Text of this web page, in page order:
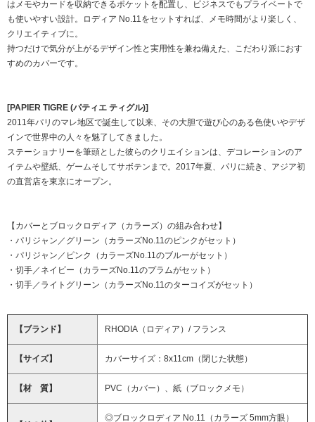
はメモやカードを収納できるポケットを配置し、ビジネスでもプライベートで
も使いやすい設計。ロディア No.11をセットすれば、メモ時間がより楽しく、
クリエイティブに。
持つだけで気分が上がるデザイン性と実用性を兼ね備えた、こだわり派におす
すめのカバーです。
[PAPIER TIGRE (パティエ ティグル)]
2011年パリのマレ地区で誕生して以来、その大胆で遊び心のある色使いやデザ
インで世界中の人々を魅了してきました。
ステーショナリーを筆頭とした彼らのクリエイションは、デコレーションのア
イテムや壁紙、ゲームそしてサボテンまで。2017年夏、パリに続き、アジア初
の直営店を東京にオープン。
【カバーとブロックロディア（カラーズ）の組み合わせ】
・パリジャン／グリーン（カラーズNo.11のピンクがセット）
・パリジャン／ピンク（カラーズNo.11のブルーがセット）
・切手／ネイビー（カラーズNo.11のプラムがセット）
・切手／ライトグリーン（カラーズNo.11のターコイズがセット）
【ブランド】 RHODIA（ロディア）/ フランス
【サイズ】 カバーサイズ：8x11cm（閉じた状態）
【材 質】 PVC（カバー）、紙（ブロックメモ）
◎ブロックロディア No.11（カラーズ 5mm方眼）